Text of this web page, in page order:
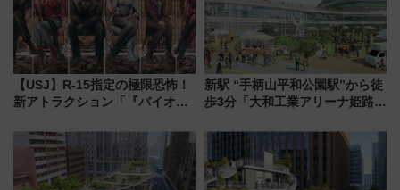
【USJ】R-15指定の極限恐怖！
新アトラクション「『バイオハ
ブ」今秋登場 ―予測不能の恐
怖に泣き叫べ―
新駅 “手柄山平和公園駅”から徒
歩3分「大和工業アリーナ姫路」
大相撲巡業など 豪華イベントと